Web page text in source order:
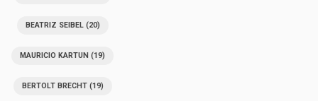
BEATRIZ SEIBEL(20)
MAURICIO KARTUN (19)
BERTOLT BRECHT(19)